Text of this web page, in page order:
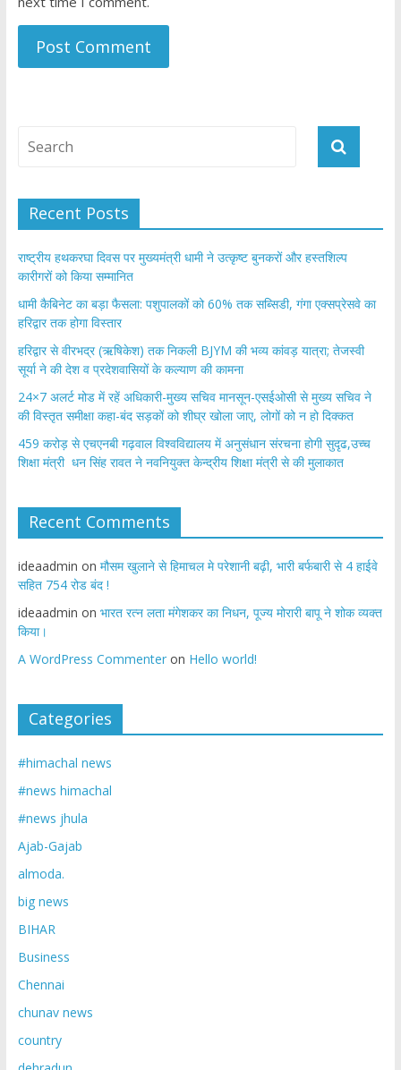
Recent Posts
राष्ट्रीय हथकरघा दिवस पर मुख्यमंत्री धामी ने उत्कृष्ट बुनकरों और हस्तशिल्प
कारीगरों को किया सम्मानित
​धामी कैबिनेट का बड़ा फैसला: पशुपालकों को 60% तक सब्सिडी, गंगा एक्सप्रेसवे का
हरिद्वार तक होगा विस्तार
​हरिद्वार से वीरभद्र (ऋषिकेश) तक निकली BJYM की भव्य कांवड़ यात्रा; तेजस्वी
सूर्या ने की देश व प्रदेशवासियों के कल्याण की कामना
24×7 अलर्ट मोड में रहें अधिकारी-मुख्य सचिव मानसून-एसईओसी से मुख्य सचिव ने
की विस्तृत समीक्षा कहा-बंद सड़कों को शीघ्र खोला जाए, लोगों को न हो दिक्कत
459 करोड़ से एचएनबी गढ़वाल विश्वविद्यालय में अनुसंधान संरचना होगी सुदृढ,उच्च
शिक्षा मंत्री धन सिंह रावत ने नवनियुक्त केन्द्रीय शिक्षा मंत्री से की मुलाकात
Recent Comments
ideaadmin on मौसम खुलाने से हिमाचल मे परेशानी बढ़ी, भारी बर्फबारी से 4 हाईवे
सहित 754 रोड बंद !
ideaadmin on भारत रत्न लता मंगेशकर का निधन, पूज्य मोरारी बापू ने शोक व्यक्त
किया।
A WordPress Commenteron Hello world!
Categories
#himachal news
#news himachal
#news jhula
Ajab-Gajab
almoda.
big news
BIHAR
Business
Chennai
chunav news
country